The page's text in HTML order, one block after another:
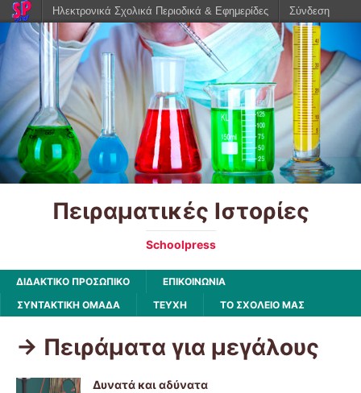
Πειραματικές Ιστορίες
Schoolpress
ΔΙΔΑΚΤΙΚΟ ΠΡΟΣΩΠΙΚΟ
ΕΠΙΚΟΙΝΩΝΙΑ
ΣΥΝΤΑΚΤΙΚΗ ΟΜΑΔΑ
ΤΕΥΧΗ ΤΟ ΣΧΟΛΕΙΟ ΜΑΣ
-> Πειράματα για μεγάλους
Δυνατά και αδύνατα
Ηλεκτρονικά Σχολικά Περιοδικά & Εφημερίδες Σύνδεση